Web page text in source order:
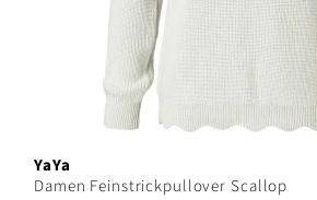
YaYa
Damen Feinstrickpullover Scallop